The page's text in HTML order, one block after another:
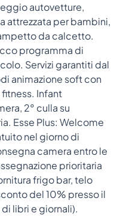
autovetture,
attrezzata per bambini,
da calcetto.
programma di
Servizi garantiti dal
animazione soft con
Infant
2° culla su
Esse Plus: Welcome
nel giorno di
camera entro le
prioritaria
frigo bar, telo
del 10% presso il
libri e giornali).